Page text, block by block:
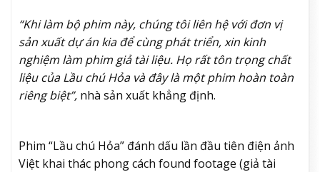
“Khi làm bộ phim này, chúng tôi liên hệ với đơn vị
sản xuất dự án kia để cùng phát triển, xin kinh
nghiệm làm phim giả tài liệu. Họ rất tôn trọng chất
liệu của Lầu chú Hỏa và đây là một phim hoàn toàn
riêng biệt”, nhà sản xuất khẳng định.
Phim “Lầu chú Hỏa” đánh dấu lần đầu tiên điện ảnh
Việt khai thác phong cách found footage (giả tài